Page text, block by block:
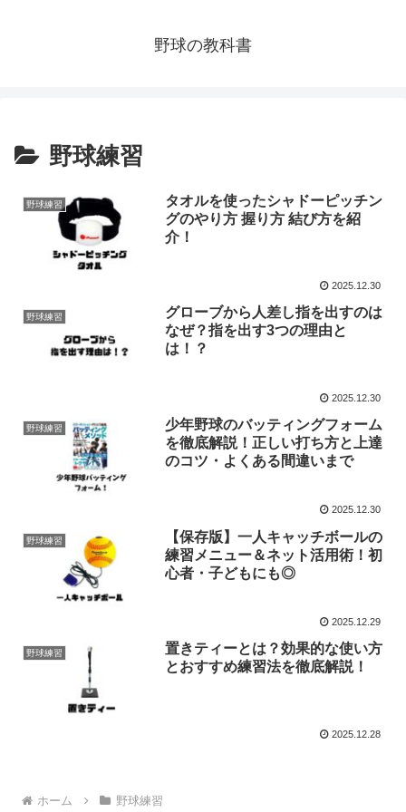
野球の教科書
野球練習
野球練習
タオルを使ったシャドーピッチン
グのやり方 握り方 結び方を紹
介！
2025.12.30
野球練習
グローブから人差し指を出すのは
なぜ？指を出す3つの理由と
は！？
2025.12.30
野球練習
少年野球のバッティングフォーム
を徹底解説！正しい打ち方と上達
のコツ・よくある間違いまで
2025.12.30
野球練習
【保存版】一人キャッチボールの
練習メニュー＆ネット活用術！初
心者・子どもにも◎
2025.12.29
野球練習
置きティーとは？効果的な使い方
とおすすめ練習法を徹底解説！
2025.12.28
ホーム 野球練習